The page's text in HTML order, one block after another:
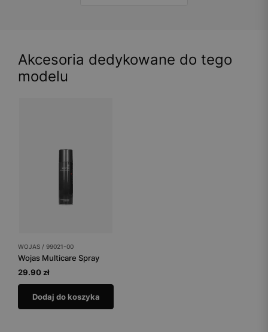
Akcesoria dedykowane do tego
modelu
WOJAS / 99021-00
Wojas Multicare Spray
29.90 zł
Dodaj do koszyka